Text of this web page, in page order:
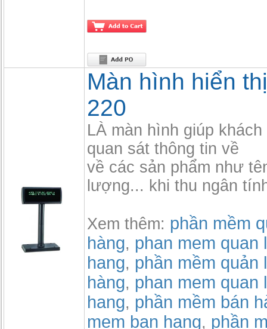
Màn hình hiển
220
LÀ màn hình giúp khách
quan sát thông tin về
về các sản phẩm như
lượng... khi thu ngân
Xem thêm: phần mềm
hàng, phan mem quan
hang, phần mềm quản
hàng, phan mem quan
hang, phần mềm bán
mem ban hang, phần